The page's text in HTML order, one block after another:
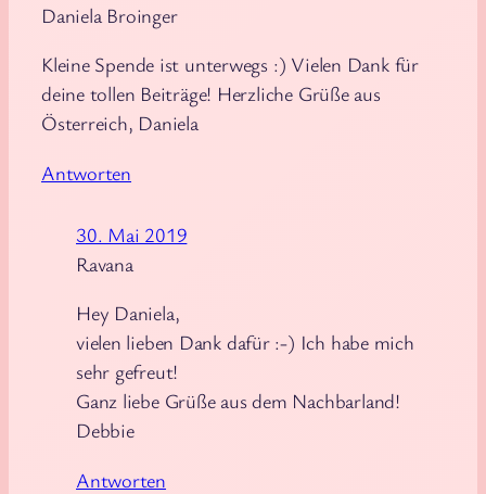
Daniela Broinger
Kleine Spende ist unterwegs :) Vielen Dank für
deine tollen Beiträge! Herzliche Grüße aus
Österreich, Daniela
Antworten
30. Mai 2019
Ravana
Hey Daniela,
vielen lieben Dank dafür :-) Ich habe mich
sehr gefreut!
Ganz liebe Grüße aus dem Nachbarland!
Debbie
Antworten